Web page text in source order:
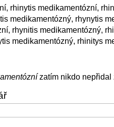
rhinytis medikamentózní,
medikamentózný, rhynytis
rhynitis medikamentózný,
medikamentózný, rhinitys
zatím nikdo nepřidal